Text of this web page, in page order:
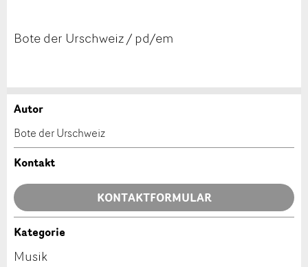
Bote der Urschweiz / pd/em
Anzeige beanstanden
Ihr Feedback wird sehr geschätzt!
Allgemeines Feedback
Anzeige nicht mehr gültig
Anzeige unvollständig
Anzeige weiterempfehlen
Empfehlen Sie diese Anzeige an Freunde weiter.
Autor
Bote der Urschweiz
Kontakt
KONTAKTFORMULAR
Kontakt
Kategorie
Musik